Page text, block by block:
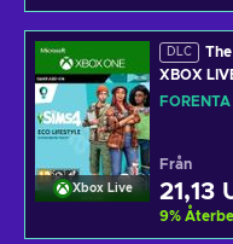
Xbox Live
DLC
XBOX
Från
21,13
9%